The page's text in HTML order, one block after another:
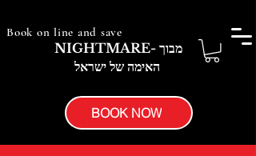
Book on line and save
NIGHTMARE- מבוך
BOOK NOW